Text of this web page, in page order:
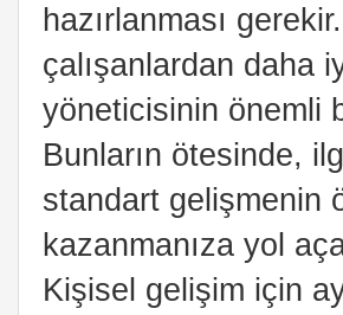
hazırlanması
çalışanlardan daha
yöneticisinin önemli
Bunların ötesinde,
standart gelişmenin
kazanmanıza yol
Kişisel gelişim için